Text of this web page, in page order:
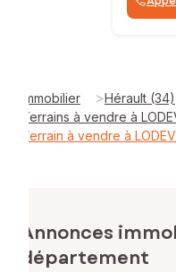
Immobilier >Hérault (34)
Terrains à vendre à
Terrain à vendre à
Annonces
département